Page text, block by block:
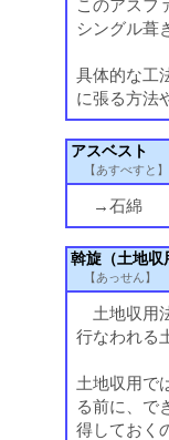
このアスフ
シングル葺
具体的な工
に張る方法
アスベスト
【あすべすと】
→石綿
斡旋（土地収
【あっせん】
土地収用
行なわれる
土地収用で
る前に、で
得しておく